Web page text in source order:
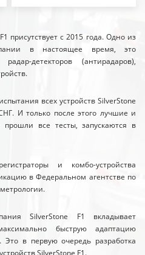
присутствует с 2015 года. Одно из
в настоящее время, это
детекторов (антирадаров),
всех устройств SilverStone
И только после этого лучшие и
все тесты, запускаются в
и комбо-устройства
в Федеральном агентстве по
SilverStone F1 вкладывает
быструю адаптацию
Это в первую очередь разработка
SilverStone F1.